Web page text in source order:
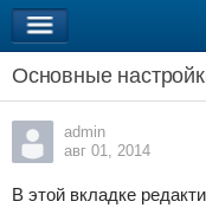
Основные
admin
авг 01, 2014
В этой вкладке